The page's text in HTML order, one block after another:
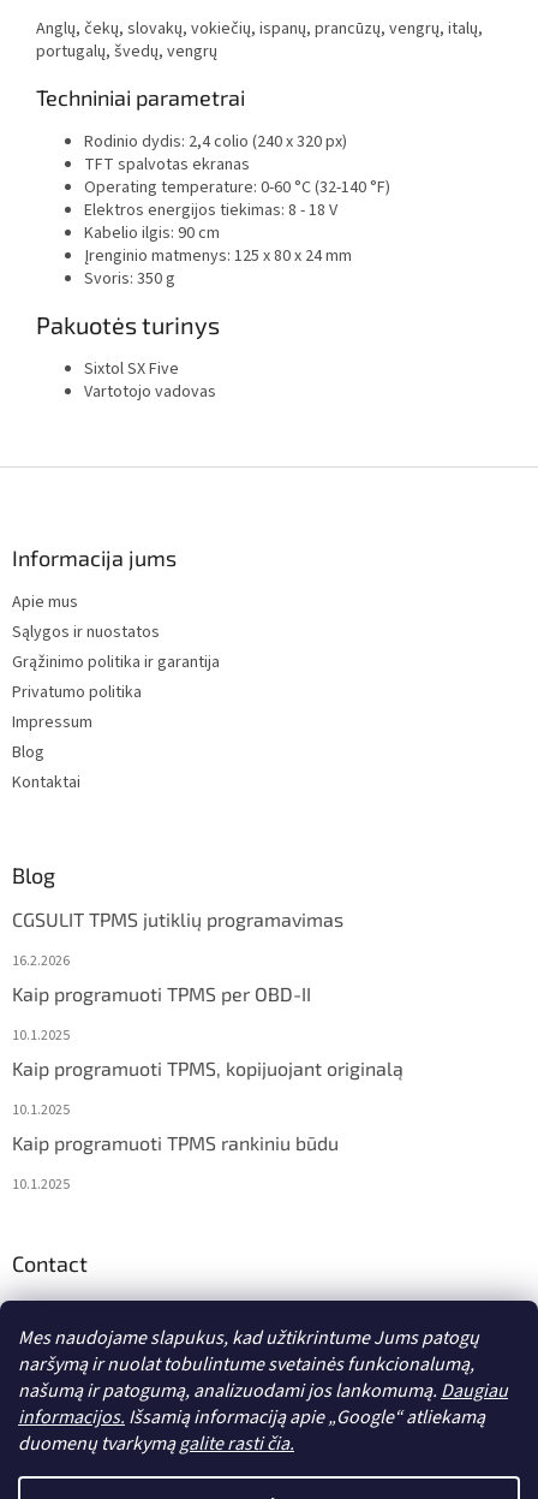
Mes naudojame slapukus, kad užtikrintume Jums patogų
naršymą ir nuolat tobulintume svetainės funkcionalumą,
našumą ir patogumą, analizuodami jos lankomumą. Daugiau
informacijos. Išsamią informaciją apie „Google“ atliekamą
duomenų tvarkymągalite rasti čia.
Anglų, čekų, slovakų, vokiečių, ispanų, prancūzų, vengrų, italų,
portugalų, švedų, vengrų
Techniniai parametrai
Rodinio dydis: 2,4 colio (240 x 320 px)
TFT spalvotas ekranas
Operating temperature: 0-60 °C (32-140 °F)
Elektros energijos tiekimas: 8 - 18 V
Kabelio ilgis: 90 cm
Įrenginio matmenys: 125 x 80 x 24 mm
Svoris: 350 g
Pakuotės turinys
Sixtol SX Five
Vartotojo vadovas
Informacija jums
Apie mus
Sąlygos ir nuostatos
Grąžinimo politika ir garantija
Privatumo politika
Impressum
Blog
Kontaktai
Blog
CGSULIT TPMS jutiklių programavimas
16.2.2026
Kaip programuoti TPMS per OBD-II
10.1.2025
Kaip programuoti TPMS, kopijuojant originalą
10.1.2025
Kaip programuoti TPMS rankiniu būdu
10.1.2025
Contact